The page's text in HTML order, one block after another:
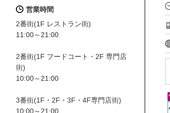
営業時間
2番街(1F レストラン街)
11:00～21:00
2番街(1F フードコート・2F 専門店
街)
10:00～21:00
3番街(1F・2F・3F・4F専門店街)
10:00～21:00